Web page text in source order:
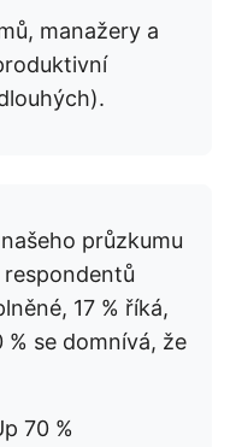
manažery a
průzkumu
17 % říká,
% se domnívá, že
70 %